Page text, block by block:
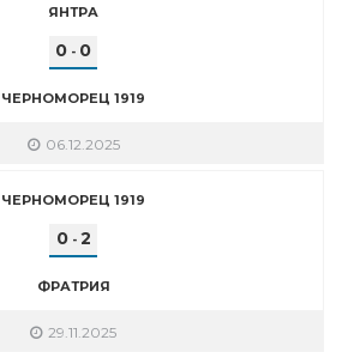
ЯНТРА
0 - 0
ЧЕРНОМОРЕЦ 1919
06.12.2025
ЧЕРНОМОРЕЦ 1919
0- 2
ФРАТРИЯ
29.11.2025